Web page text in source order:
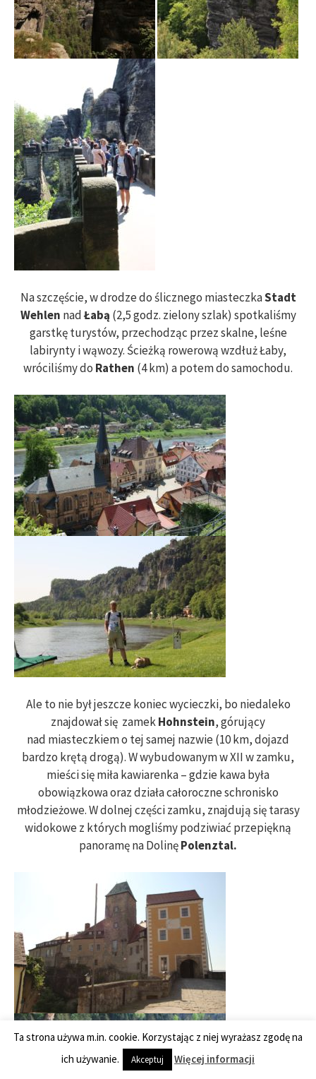
Na szczęście, w drodze do ślicznego miasteczkaStadt
Wehlen nadŁabą (2,5 godz. zielony szlak) spotkaliśmy
garstkę turystów, przechodząc przez skalne, leśne
labirynty i wąwozy. Ścieżką rowerową wzdłuż Łaby,
wróciliśmy do Rathen (4 km) a potem do samochodu.
Ale to nie był jeszcze koniec wycieczki, bo niedaleko
znajdował się zamekHohnstein, górujący
nad miasteczkiem o tej samej nazwie (10 km, dojazd
bardzo krętą drogą). W wybudowanym w XII w zamku,
mieści się miła kawiarenka – gdzie kawa była
obowiązkowa oraz działa całoroczne schronisko
młodzieżowe. W dolnej części zamku, znajdują się tarasy
widokowe z których mogliśmy podziwiać przepiękną
panoramę na DolinęPolenztal.
Ta strona używa m.in. cookie. Korzystając z niej wyrażasz zgodę na
ich używanie.
Akceptuj Więcej informacji